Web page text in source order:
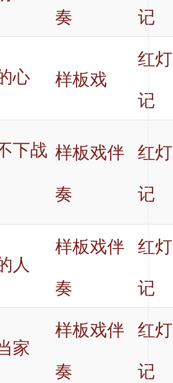
奏
记
心 样板戏
红灯
记
下战 样板戏伴
奏
红灯
记
人
样板戏伴
奏
红灯
记
家
样板戏伴
奏
红灯
记